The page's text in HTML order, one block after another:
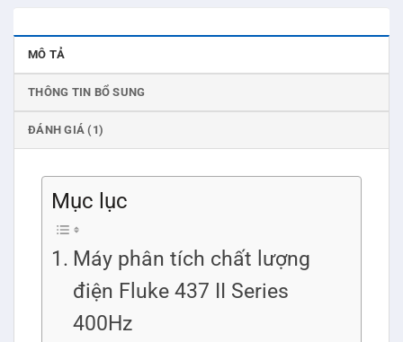
MÔ TẢ
THÔNG TIN BỔ SUNG
ĐÁNH GIÁ (1)
Mục lục
Máy phân tích chất lượng
điện Fluke 437 II Series
400Hz